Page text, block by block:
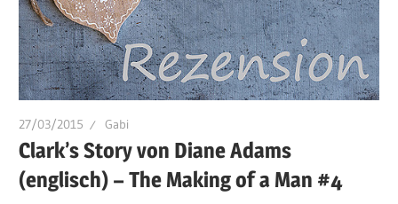
27/03/2015 Gabi
Clark’s Story von Diane Adams
(englisch) – The Making of a Man #4